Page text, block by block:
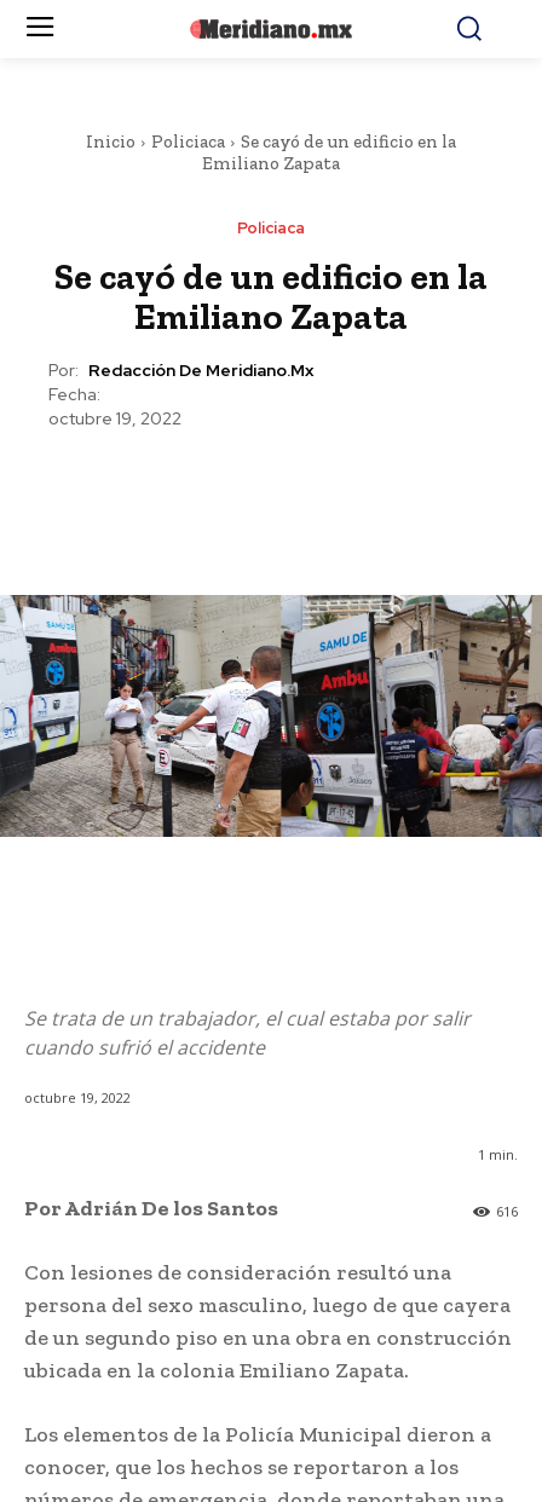
Inicio Policiaca
Se cayó de un edificio en la
Emiliano Zapata
Policiaca
Se cayó de un edificio en la
Emiliano Zapata
Por: Redacción De Meridiano.mx
Fecha:
octubre 19, 2022
Se trata de un trabajador, el cual estaba por salir
cuando sufrió el accidente
octubre 19, 2022
1 min.
616
Por Adrián De los Santos
Con lesiones de consideración resultó una
persona del sexo masculino, luego de que cayera
de un segundo piso en una obra en construcción
ubicada en la colonia Emiliano Zapata.
Los elementos de la Policía Municipal dieron a
conocer, que los hechos se reportaron a los